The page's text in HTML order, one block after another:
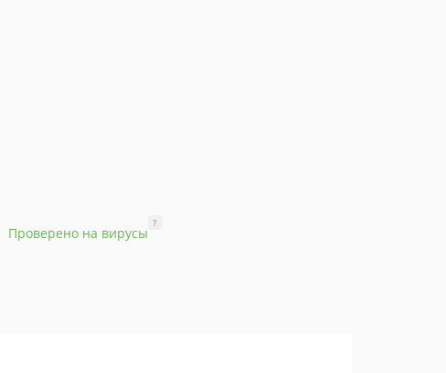
Проверено на вирусы
?